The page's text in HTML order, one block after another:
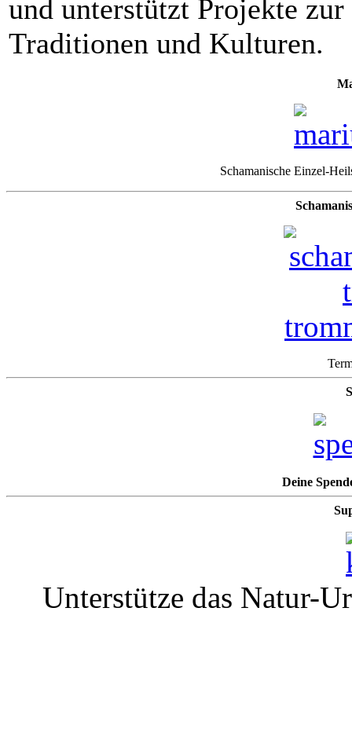
und unterstützt Projekte
Traditionen und Kulturen.
Schamanische Einzel-
Deine
Unterstütze das Natur-